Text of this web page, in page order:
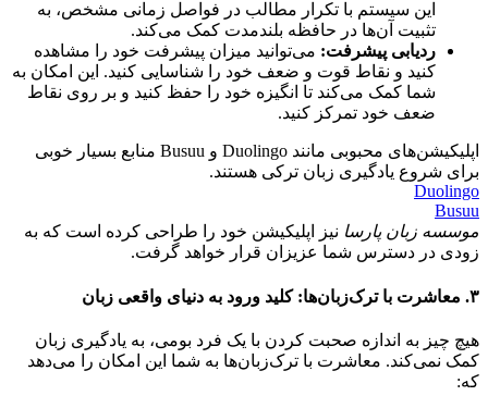
این سیستم با تکرار مطالب در فواصل زمانی مشخص، به
تثبیت آن‌ها در حافظه بلندمدت کمک می‌کند.
ردیابی پیشرفت: می‌توانید میزان پیشرفت خود را مشاهده
کنید و نقاط قوت و ضعف خود را شناسایی کنید. این امکان به
شما کمک می‌کند تا انگیزه خود را حفظ کنید و بر روی نقاط
ضعف خود تمرکز کنید.
اپلیکیشن‌های محبوبی مانند Duolingo و Busuu منابع بسیار خوبی
برای شروع یادگیری زبان ترکی هستند.
Duolingo
Busuu
موسسه زبان پارسا نیز اپلیکیشن خود را طراحی کرده است که به
زودی در دسترس شما عزیزان قرار خواهد گرفت.
۳. معاشرت با ترک‌زبان‌ها: کلید ورود به دنیای واقعی زبان
هیچ چیز به اندازه صحبت کردن با یک فرد بومی، به یادگیری زبان
کمک نمی‌کند. معاشرت با ترک‌زبان‌ها به شما این امکان را می‌دهد
که: